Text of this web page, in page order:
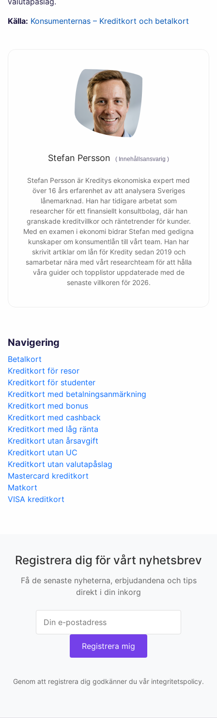
Källa: Konsumenternas – Kreditkort och betalkort
Stefan Persson ( Innehållsansvarig )
Stefan Persson är Kreditys ekonomiska expert med
över 16 års erfarenhet av att analysera Sveriges
lånemarknad. Han har tidigare arbetat som
researcher för ett finansiellt konsultbolag, där han
granskade kreditvillkor och räntetrender för kunder.
Med en examen i ekonomi bidrar Stefan med gedigna
kunskaper om konsumentlån till vårt team. Han har
skrivit artiklar om lån för Kredity sedan 2019 och
samarbetar nära med vårt researchteam för att hålla
våra guider och topplistor uppdaterade med de
senaste villkoren för 2026.
Navigering
Betalkort
Kreditkort för resor
Kreditkort för studenter
Kreditkort med betalningsanmärkning
Kreditkort med bonus
Kreditkort med cashback
Kreditkort med låg ränta
Kreditkort utan årsavgift
Kreditkort utan UC
Kreditkort utan valutapåslag
Mastercard kreditkort
Matkort
VISA kreditkort
Registrera dig för vårt nyhetsbrev
Få de senaste nyheterna, erbjudandena och tips
direkt i din inkorg
Registrera mig
Genom att registrera dig godkänner du vår integritetspolicy.